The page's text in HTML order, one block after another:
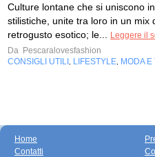
Culture lontane che si uniscono
stilistiche, unite tra loro in un mix
retrogusto esotico; le...
Leggere il
Da Pescaralovesfashion
CONSIGLI UTILI
LIFESTYLE MODA
Home
Contatti